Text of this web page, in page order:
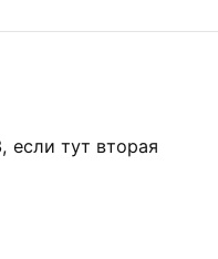
тут вторая